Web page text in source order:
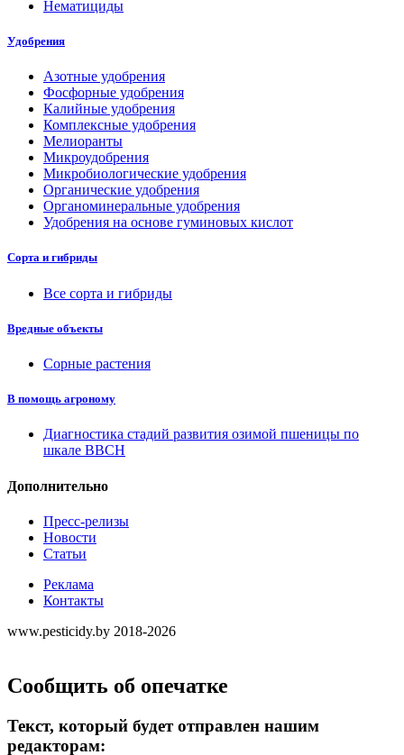
Нематициды
Удобрения
Азотные удобрения
Фосфорные удобрения
Калийные удобрения
Комплексные удобрения
Мелиоранты
Микроудобрения
Микробиологические удобрения
Органические удобрения
Органоминеральные удобрения
Удобрения на основе гуминовых кислот
Сорта и гибриды
Все сорта и гибриды
Вредные объекты
Сорные растения
В помощь агроному
Диагностика стадий развития озимой пшеницы по
шкале ВВСН
Дополнительно
Пресс-релизы
Новости
Статьи
Реклама
Контакты
www.pesticidy.by 2018-2026
Сообщить об опечатке
Текст, который будет отправлен нашим
редакторам: